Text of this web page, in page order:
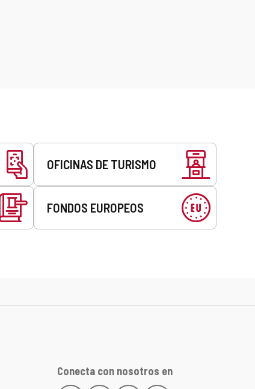
OFICINAS DE TURISMO
FONDOS EUROPEOS
Conecta con nosotros en